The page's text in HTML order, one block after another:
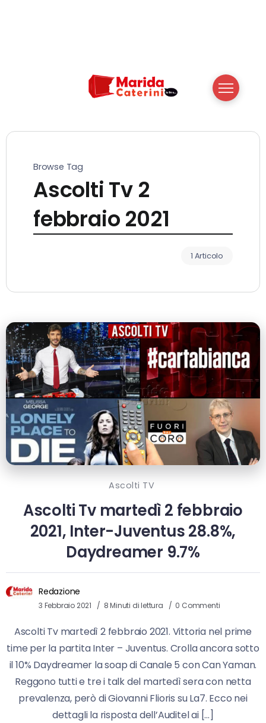
Browse Tag
Ascolti Tv 2
febbraio 2021
1 Articolo
Ascolti TV
Ascolti Tv martedì 2 febbraio
2021, Inter-Juventus 28.8%,
Daydreamer 9.7%
Redazione
3 Febbraio 2021 8 Minuti di lettura 0 Commenti
Ascolti Tv martedì 2 febbraio 2021. Vittoria nel prime
time per la partita Inter – Juventus. Crolla ancora sotto
il 10% Daydreamer la soap di Canale 5 con Can Yaman.
Reggono tutti e tre i talk del martedì sera con netta
prevalenza, però di Giovanni Flioris su La7. Ecco nei
dettagli la risposta dell’Auditel ai […]